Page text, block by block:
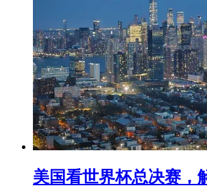
美国看世界杯总决赛，